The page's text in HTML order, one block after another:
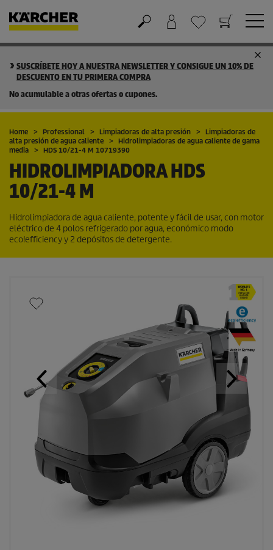
SUSCRÍBETE HOY A NUESTRA NEWSLETTER Y CONSIGUE UN 10% DE
DESCUENTO EN TU PRIMERA COMPRA
No acumulable a otras ofertas o cupones.
Home Professional Limpiadoras de alta presión
Limpiadoras de
alta presión de agua caliente
Hidrolimpiadoras de agua caliente de gama
media
HDS 10/21-4 M 10719390
HIDROLIMPIADORAHDS
10/21-4 M
Hidrolimpiadora de agua caliente, potente y fácil de usar, con motor
eléctrico de 4 polos refrigerado por agua, económico modo
eco!efficiencyy 2 depósitos de detergente.